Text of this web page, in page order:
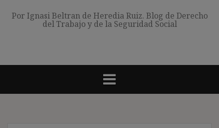
Por Ignasi Beltran de Heredia Ruiz. Blog de Derecho
del Trabajo y de la Seguridad Social